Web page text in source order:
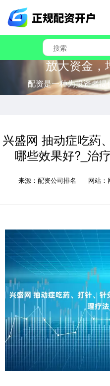
放大资金，
配资是一种为投资者
兴盛网 抽动症吃葯
哪些效果好?_治
来源：配资公司排名 网站：